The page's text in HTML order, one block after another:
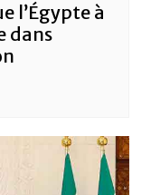
l’Égypte à
dans